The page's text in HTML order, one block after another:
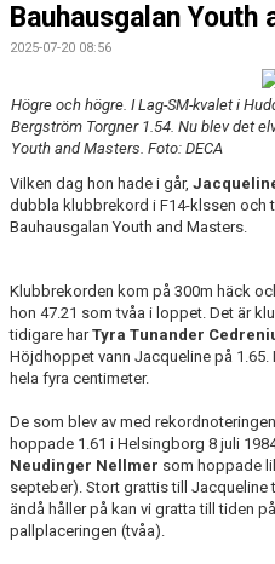
Bauhausgalan Youth
2025-07-20 08:56
Högre och högre. I Lag-SM-kvalet i
Bergström Torgner 1.54. Nu blev det
Youth and Masters. Foto: DECA
Vilken dag hon hade i går,
dubbla klubbrekord i F14-klssen och
Bauhausgalan Youth and Masters.
Klubbrekorden kom på 300m häck
hon 47.21 som tvåa i loppet. Det är
tidigare harTyra Tunander
Höjdhoppet vann Jacqueline på
hela fyra centimeter.
De som blev av med
hoppade 1.61 i Helsingborg 8 juli
Neudinger Nellmer som hoppade
septeber). Stort grattis till Jacqueline
ändå håller på kan vi gratta till tiden
pallplaceringen (tvåa).